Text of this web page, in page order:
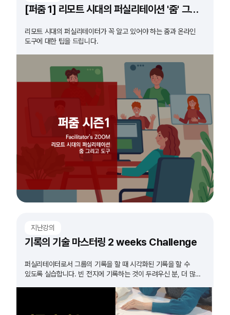
[퍼줌 1] 리모트 시대의 퍼실리테이션 '줌' 그리고 '도구'
리모트 시대의 퍼실리테이터가 꼭 알고 있어야 하는 줌과 온라인
도구에 대한 팁을 드립니다.
지난강의
기록의 기술 마스터링 2 weeks Challenge
퍼실리테이터로서 그룹의 기록을 할 때 시각화된 기록을 할 수
있도록 실습합니다. 빈 전지에 기록하는 것이 두려우신 분, 더 많은